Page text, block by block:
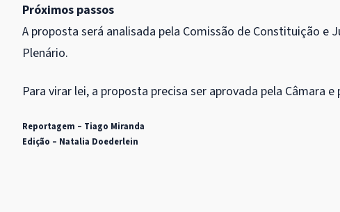
Próximos passos
A proposta será analisada pela Comissão de Constituição e
Plenário.
Para virar lei, a proposta precisa ser aprovada pela Câmara e
Reportagem – Tiago Miranda
Edição – Natalia Doederlein